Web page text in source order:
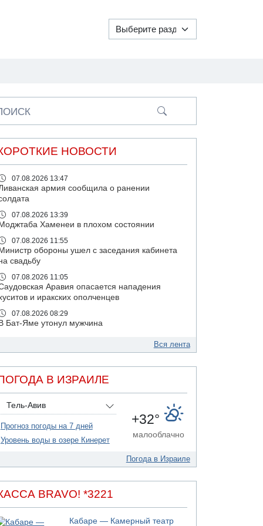
НОВОСТИ
07.08.2026 13:47
армия сообщила о ранении
07.08.2026 13:39
Моджтаба Хаменеи в плохом состоянии
07.08.2026 11:55
Министр обороны ушел с заседания кабинета
свадьбу
07.08.2026 11:05
Аравия опасается нападения
и иракских ополченцев
07.08.2026 08:29
В Бат-Яме утонул мужчина
07.08.2026 06:47
от Бейт-Шемеша погиб
07.08.2026 06:24
Саудовская Аравия сообщает о нападении
хуситов
06.08.2026 13:43
электрической компании
06.08.2026 13:07
Кирьят-Арбы пожар на местности
Вся лента
В ИЗРАИЛЕ
Тель-Авив
Прогноз погоды на 7 дней
Уровень воды в озере Кинерет
+32°
малооблачно
Погода в Израиле
BRAVO! *3221
Кабаре — Камерный театр